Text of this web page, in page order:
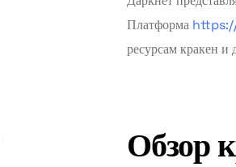
Платформа
ресурсам кракен и
Обзор